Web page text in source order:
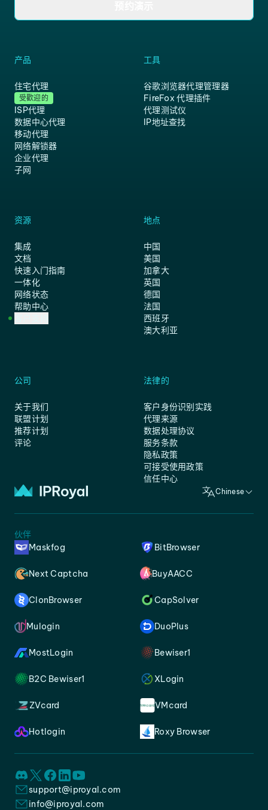
产品
住宅代理
受歡迎的
ISP代理
数据中心代理
移动代理
网络解锁器
企业代理
子网
工具
谷歌浏览器代理管理器
FireFox 代理插件
代理测试仪
IP地址查找
资源
集成
文档
快速入门指南
一体化
网络状态
帮助中心
地点
中国
美国
加拿大
英国
德国
法国
西班牙
澳大利亚
公司
关于我们
联盟计划
推荐计划
评论
法律的
客户身份识别实践
代理来源
数据处理协议
服务条款
隐私政策
可接受使用政策
信任中心
Chinese
伙伴
Maskfog
BitBrowser
Next Captcha BuyAACC
ClonBrowser CapSolver
Mulogin DuoPlus
MostLogin Bewiser1
B2C Bewiser1 XLogin
ZVcard VMcard
Hotlogin Roxy Browser
support@iproyal.com
info@iproyal.com